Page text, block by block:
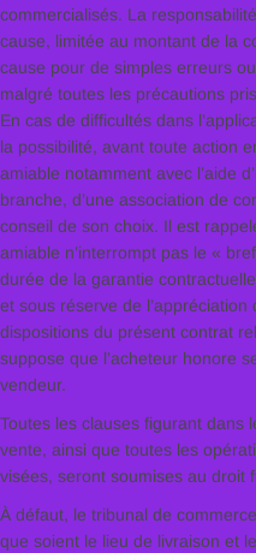
commercialisés. La
cause, limitée au montant de la
cause pour de simples erreurs
malgré toutes les précautions
En cas de difficultés dans
la possibilité, avant toute action
amiable notamment avec l’aide
branche, d’une association de
conseil de son choix. Il est
amiable n’interrompt pas le «
durée de la garantie
et sous réserve de
dispositions du présent contrat
suppose que l’acheteur honore
vendeur.
Toutes les clauses figurant dans
vente, ainsi que toutes les
visées, seront soumises au droit
À défaut, le tribunal de
que soient le lieu de livraison et